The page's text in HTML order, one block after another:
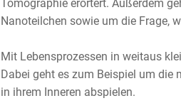
Tomographie erörtert. Außerdem
Nanoteilchen sowie um die Frage,
Mit Lebensprozessen in weitaus
Dabei geht es zum Beispiel um die
in ihrem Inneren abspielen.